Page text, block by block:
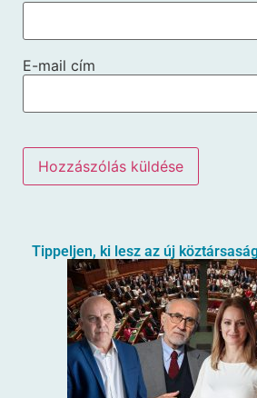
E-mail cím
Tippeljen, ki lesz az új